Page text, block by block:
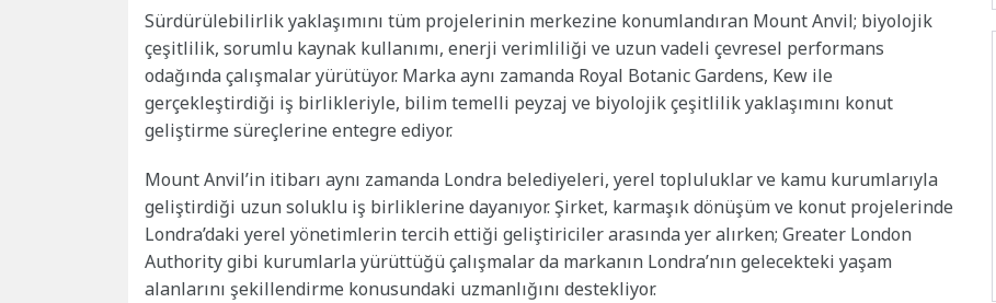
Sürdürülebilirlik yaklaşımını tüm projelerinin merkezine konumlandıran Mount Anvil; biyolojik
çeşitlilik, sorumlu kaynak kullanımı, enerji verimliliği ve uzun vadeli çevresel performans
odağında çalışmalar yürütüyor. Marka aynı zamanda Royal Botanic Gardens, Kew ile
gerçekleştirdiği iş birlikleriyle, bilim temelli peyzaj ve biyolojik çeşitlilik yaklaşımını konut
geliştirme süreçlerine entegre ediyor.
Mount Anvil’in itibarı aynı zamanda Londra belediyeleri, yerel topluluklar ve kamu kurumlarıyla
geliştirdiği uzun soluklu iş birliklerine dayanıyor. Şirket, karmaşık dönüşüm ve konut projelerinde
Londra’daki yerel yönetimlerin tercih ettiği geliştiriciler arasında yer alırken; Greater London
Authority gibi kurumlarla yürüttüğü çalışmalar da markanın Londra’nın gelecekteki yaşam
alanlarını şekillendirme konusundaki uzmanlığını destekliyor.